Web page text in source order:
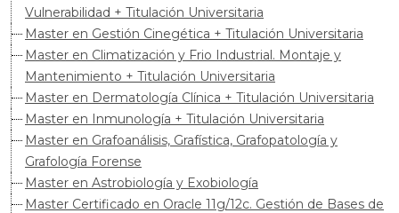
Vulnerabilidad + Titulación Universitaria
Master en Gestión Cinegética + Titulación Universitaria
Master en Climatización y Frio Industrial. Montaje y
Mantenimiento + Titulación Universitaria
Master en Dermatología Clínica + Titulación Universitaria
Master en Inmunología + Titulación Universitaria
Master en Grafoanálisis, Grafística, Grafopatología y
Grafología Forense
Master en Astrobiología y Exobiología
Master Certificado en Oracle 11g/12c. Gestión de Bases de